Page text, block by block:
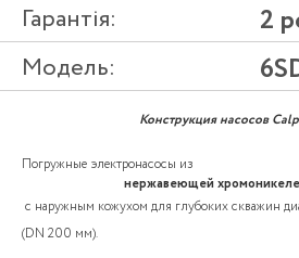
Гарантія: 2
Модель:
Конструкция насосов
Погружные электронасосы из
нержавеющей
с наружным кожухом для глубоких скважин
(DN 200 мм).